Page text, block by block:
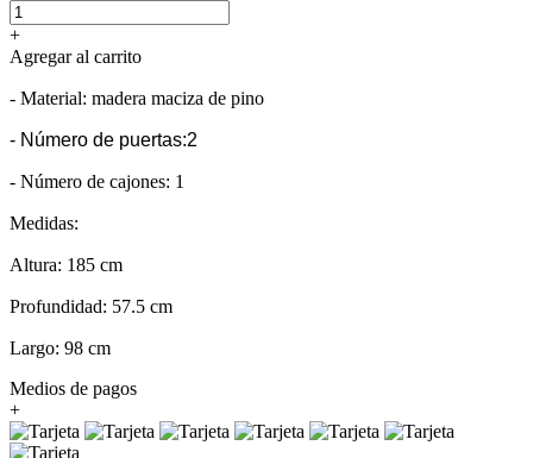
+
Agregar al carrito
- Material: madera maciza de pino
- Número de puertas:2
- Número de cajones: 1
Medidas:
Altura: 185 cm
Profundidad: 57.5 cm
Largo: 98 cm
Medios de pagos
+